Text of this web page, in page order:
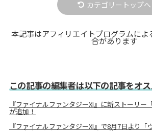
カテゴリートップへ
本記事はアフィリエイトプログラムに
合があります
この記事の編集者は以下の記事をオ
『ファイナルファンタジーXI』に新ストーリー
が追加！
『ファイナルファンタジーXI』で8月7日より